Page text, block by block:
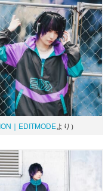
｜EDITMODEより）